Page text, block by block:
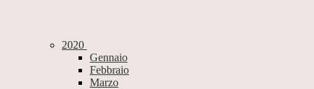
2020
Gennaio
Febbraio
Marzo